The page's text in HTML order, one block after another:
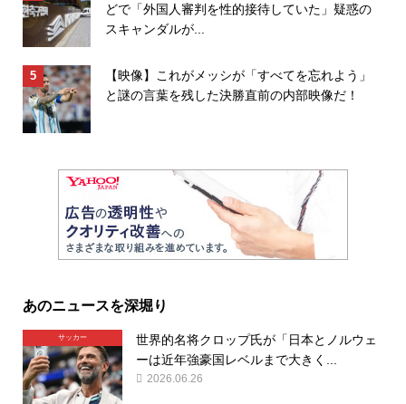
どで「外国人審判を性的接待していた」疑惑の
スキャンダルが...
【映像】これがメッシが「すべてを忘れよう」
と謎の言葉を残した決勝直前の内部映像だ！
あのニュースを深堀り
サッカー
世界的名将クロップ氏が「日本とノルウェ
ーは近年強豪国レベルまで大きく...
2026.06.26